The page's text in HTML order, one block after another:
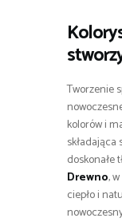
Tworzenie
kolorów i
składająca
doskonałe
Drewno,
ciepło i